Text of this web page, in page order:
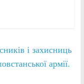
і захисниць
армії.